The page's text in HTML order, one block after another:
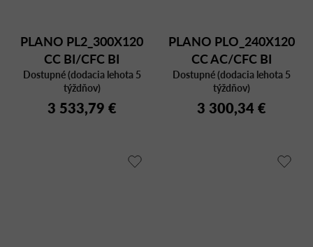
PLANO PL2_300X120
CC BI/CFC BI
Dostupné (dodacia lehota 5
týždňov)
3 533,79 €
PLANO PLO_240X120
CC AC/CFC BI
Dostupné (dodacia lehota 5
týždňov)
3 300,34 €